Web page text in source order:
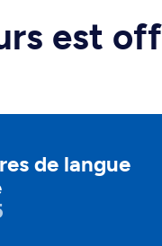
est
de langue